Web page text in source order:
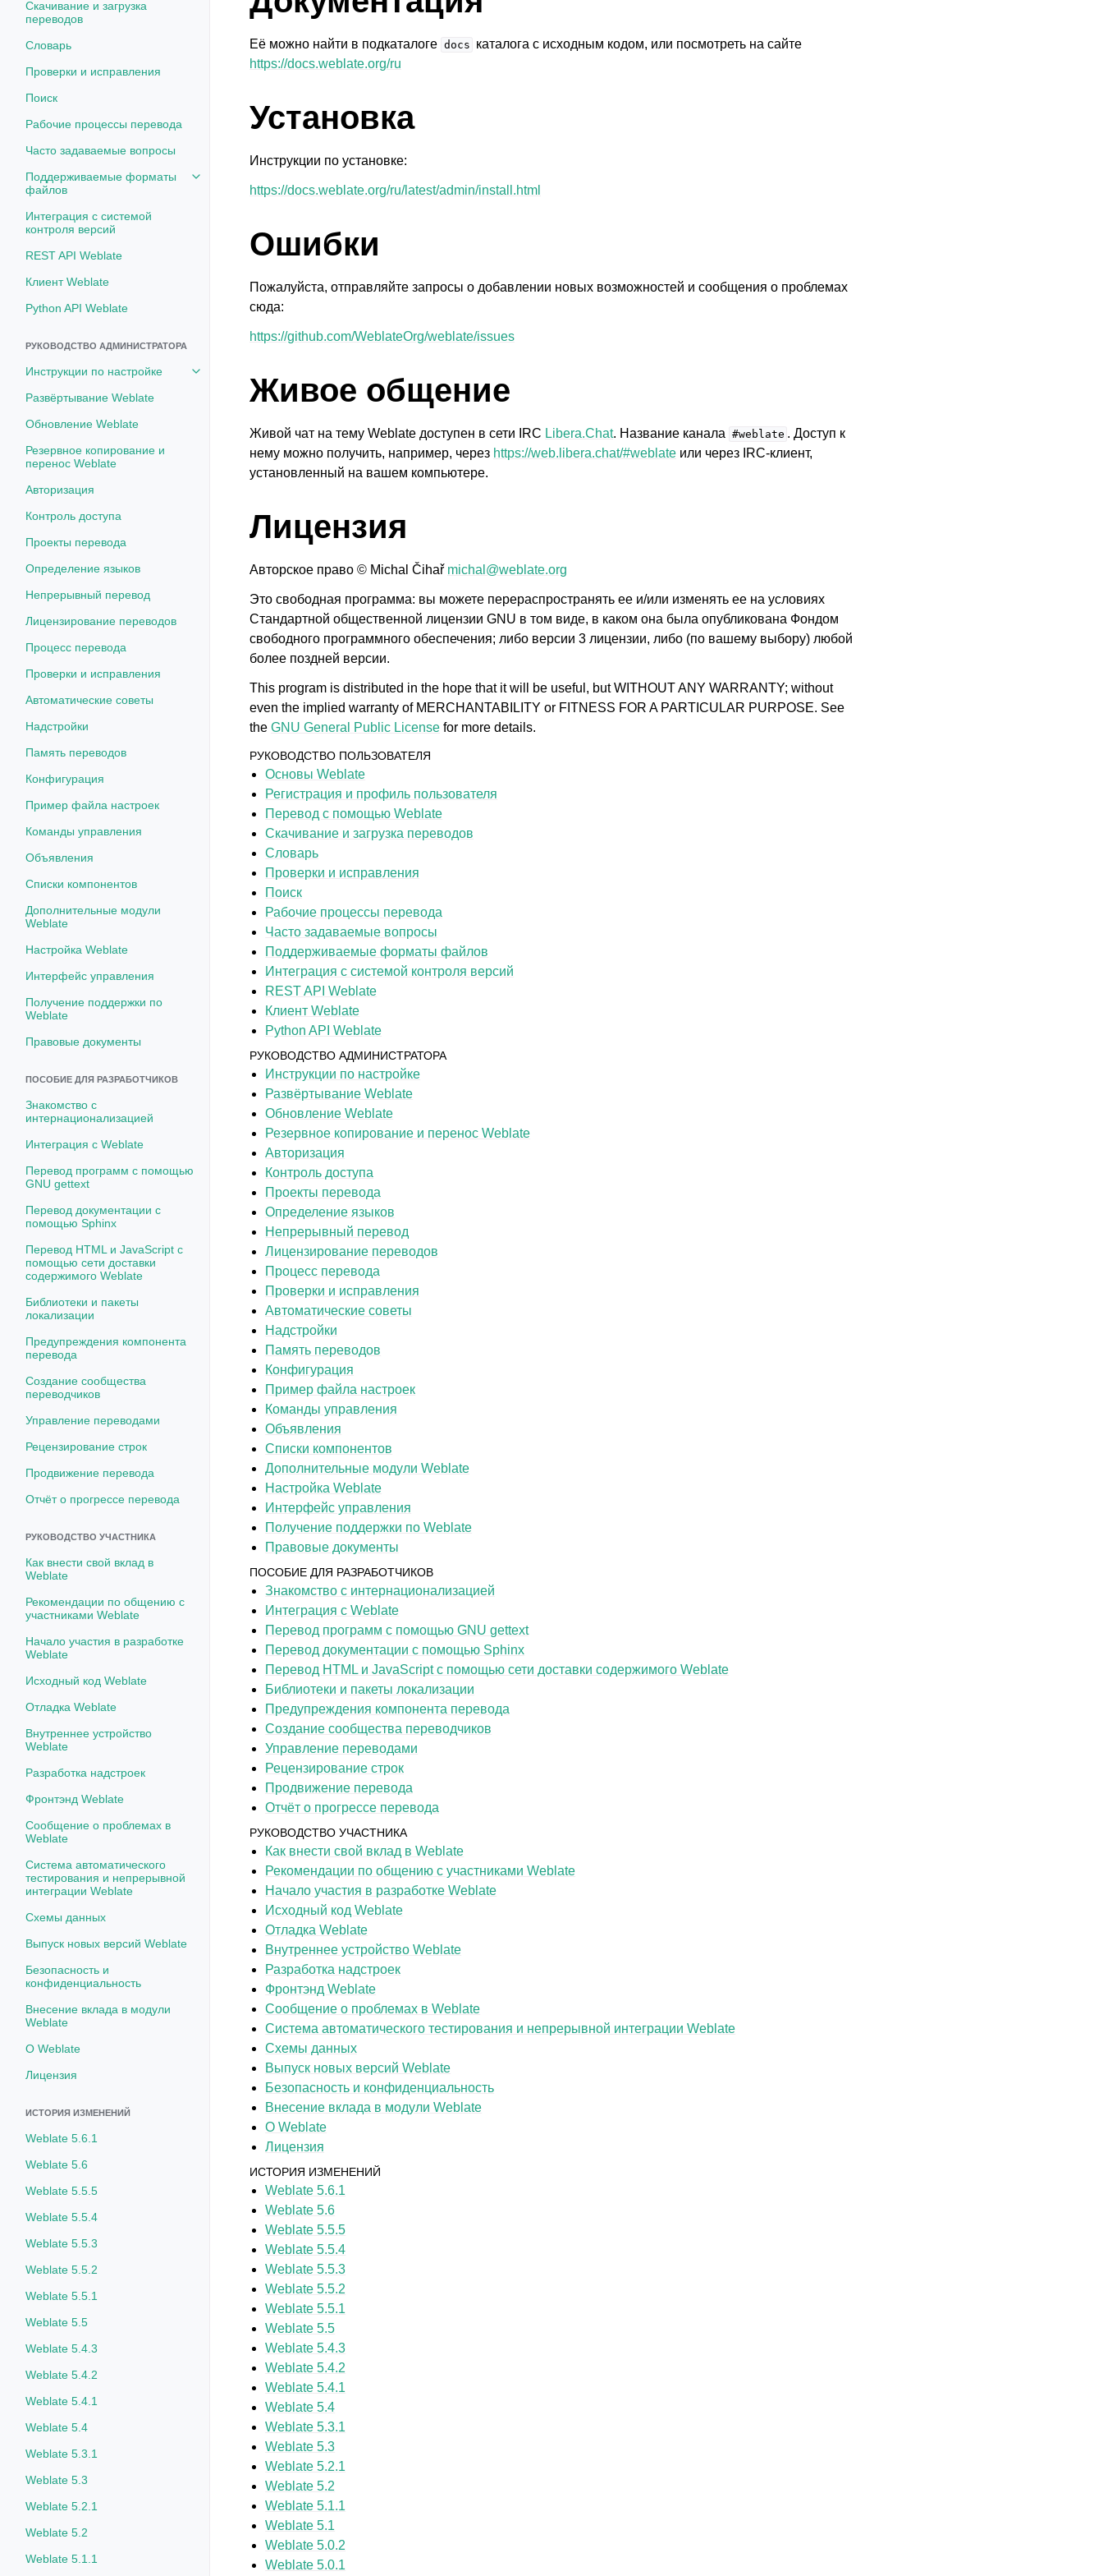
Скачивание и загрузка
переводов
Словарь
Проверки и исправления
Поиск
Рабочие процессы перевода
Часто задаваемые вопросы
Поддерживаемые форматы
файлов
Toggle navigation of Поддерживаемые форматы файлов
Интеграция с системой
контроля версий
REST API Weblate
Клиент Weblate
Python API Weblate
РУКОВОДСТВО АДМИНИСТРАТОРА
Инструкции по настройке
Toggle navigation of Инструкции по настройке
Развёртывание Weblate
Обновление Weblate
Резервное копирование и
перенос Weblate
Авторизация
Контроль доступа
Проекты перевода
Определение языков
Непрерывный перевод
Лицензирование переводов
Процесс перевода
Проверки и исправления
Автоматические советы
Надстройки
Память переводов
Конфигурация
Пример файла настроек
Команды управления
Объявления
Списки компонентов
Дополнительные модули
Weblate
Настройка Weblate
Интерфейс управления
Получение поддержки по
Weblate
Правовые документы
ПОСОБИЕ ДЛЯ РАЗРАБОТЧИКОВ
Знакомство с
интернационализацией
Интеграция с Weblate
Перевод программ с помощью
GNU gettext
Перевод документации с
помощью Sphinx
Перевод HTML и JavaScript с
помощью сети доставки
содержимого Weblate
Библиотеки и пакеты
локализации
Предупреждения компонента
перевода
Создание сообщества
переводчиков
Управление переводами
Рецензирование строк
Продвижение перевода
Отчёт о прогрессе перевода
РУКОВОДСТВО УЧАСТНИКА
Как внести свой вклад в
Weblate
Рекомендации по общению с
участниками Weblate
Начало участия в разработке
Weblate
Исходный код Weblate
Отладка Weblate
Внутреннее устройство
Weblate
Разработка надстроек
Фронтэнд Weblate
Сообщение о проблемах в
Weblate
Система автоматического
тестирования и непрерывной
интеграции Weblate
Схемы данных
Выпуск новых версий Weblate
Безопасность и
конфиденциальность
Внесение вклада в модули
Weblate
О Weblate
Лицензия
ИСТОРИЯ ИЗМЕНЕНИЙ
Weblate 5.6.1
Weblate 5.6
Weblate 5.5.5
Weblate 5.5.4
Weblate 5.5.3
Weblate 5.5.2
Weblate 5.5.1
Weblate 5.5
Weblate 5.4.3
Weblate 5.4.2
Weblate 5.4.1
Weblate 5.4
Weblate 5.3.1
Weblate 5.3
Weblate 5.2.1
Weblate 5.2
Weblate 5.1.1
Её можно найти в подкаталоге docs каталога с исходным кодом, или посмотреть на сайте
https://docs.weblate.org/ru
Установка
Инструкции по установке:
https://docs.weblate.org/ru/latest/admin/install.html
Ошибки
Пожалуйста, отправляйте запросы о добавлении новых возможностей и сообщения о проблемах
сюда:
https://github.com/WeblateOrg/weblate/issues
Живое общение
Живой чат на тему Weblate доступен в сети IRC Libera.Chat. Название канала #weblate . Доступ к
нему можно получить, например, через https://web.libera.chat/#weblate или через IRC-клиент,
установленный на вашем компьютере.
Лицензия
Авторское право © Michal Čihař michal @weblate.org
Это свободная программа: вы можете перераспространять ее и/или изменять ее на условиях
Стандартной общественной лицензии GNU в том виде, в каком она была опубликована Фондом
свободного программного обеспечения; либо версии 3 лицензии, либо (по вашему выбору) любой
более поздней версии.
This program is distributed in the hope that it will be useful, but WITHOUT ANY WARRANTY; without
even the implied warranty of MERCHANTABILITY or FITNESS FOR A PARTICULAR PURPOSE. See
the GNU General Public License for more details.
РУКОВОДСТВО ПОЛЬЗОВАТЕЛЯ
Основы Weblate
Регистрация и профиль пользователя
Перевод с помощью Weblate
Скачивание и загрузка переводов
Словарь
Проверки и исправления
Поиск
Рабочие процессы перевода
Часто задаваемые вопросы
Поддерживаемые форматы файлов
Интеграция с системой контроля версий
REST API Weblate
Клиент Weblate
Python API Weblate
РУКОВОДСТВО АДМИНИСТРАТОРА
Инструкции по настройке
Развёртывание Weblate
Обновление Weblate
Резервное копирование и перенос Weblate
Авторизация
Контроль доступа
Проекты перевода
Определение языков
Непрерывный перевод
Лицензирование переводов
Процесс перевода
Проверки и исправления
Автоматические советы
Надстройки
Память переводов
Конфигурация
Пример файла настроек
Команды управления
Объявления
Списки компонентов
Дополнительные модули Weblate
Настройка Weblate
Интерфейс управления
Получение поддержки по Weblate
Правовые документы
ПОСОБИЕ ДЛЯ РАЗРАБОТЧИКОВ
Знакомство с интернационализацией
Интеграция с Weblate
Перевод программ с помощью GNU gettext
Перевод документации с помощью Sphinx
Перевод HTML и JavaScript с помощью сети доставки содержимого Weblate
Библиотеки и пакеты локализации
Предупреждения компонента перевода
Создание сообщества переводчиков
Управление переводами
Рецензирование строк
Продвижение перевода
Отчёт о прогрессе перевода
РУКОВОДСТВО УЧАСТНИКА
Как внести свой вклад в Weblate
Рекомендации по общению с участниками Weblate
Начало участия в разработке Weblate
Исходный код Weblate
Отладка Weblate
Внутреннее устройство Weblate
Разработка надстроек
Фронтэнд Weblate
Сообщение о проблемах в Weblate
Система автоматического тестирования и непрерывной интеграции Weblate
Схемы данных
Выпуск новых версий Weblate
Безопасность и конфиденциальность
Внесение вклада в модули Weblate
О Weblate
Лицензия
ИСТОРИЯ ИЗМЕНЕНИЙ
Weblate 5.6.1
Weblate 5.6
Weblate 5.5.5
Weblate 5.5.4
Weblate 5.5.3
Weblate 5.5.2
Weblate 5.5.1
Weblate 5.5
Weblate 5.4.3
Weblate 5.4.2
Weblate 5.4.1
Weblate 5.4
Weblate 5.3.1
Weblate 5.3
Weblate 5.2.1
Weblate 5.2
Weblate 5.1.1
Weblate 5.1
Weblate 5.0.2
Weblate 5.0.1